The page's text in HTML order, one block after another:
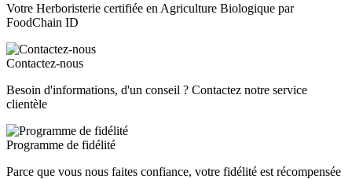
Votre Herboristerie certifiée en Agriculture Biologique par
FoodChain ID
Contactez-nous
Besoin d'informations, d'un conseil ? Contactez notre service
clientèle
Programme de fidélité
Parce que vous nous faites confiance, votre fidélité est récompensée